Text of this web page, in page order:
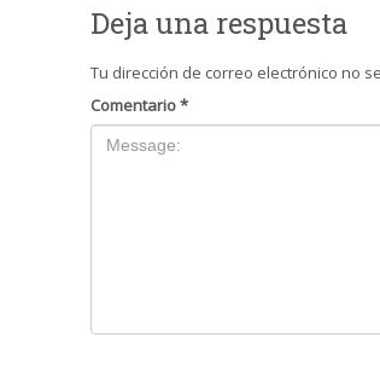
Deja una respuesta
Tu dirección de correo electrónico no
Comentario*